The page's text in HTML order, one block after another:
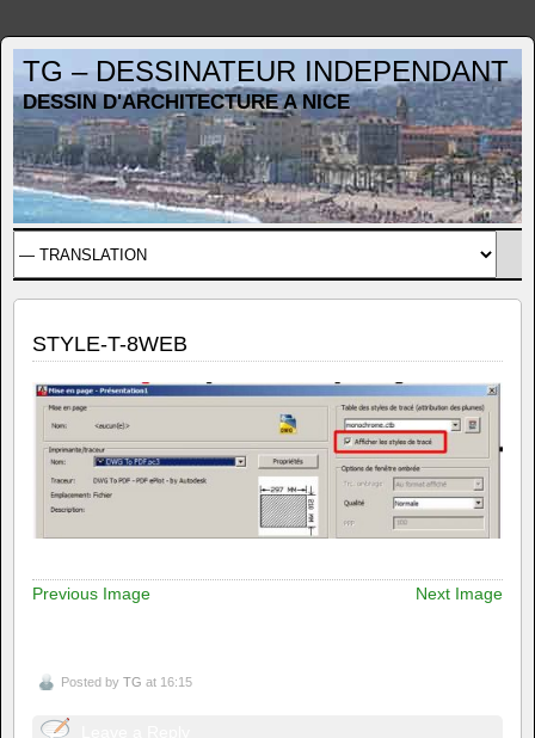
TG – DESSINATEUR INDEPENDANT
DESSIN D'ARCHITECTURE A NICE
STYLE-T-8WEB
Previous Image Next Image
Posted by TG at 16:15